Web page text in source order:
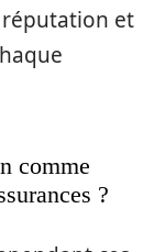
et
comme
?